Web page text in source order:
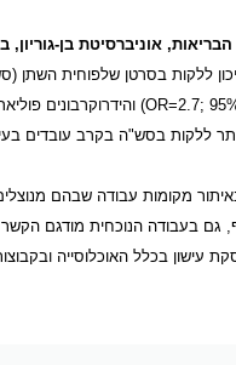
הבריאות,אוניברסיטת בן-
ללקות בסרטן שלפוחית השתן
OR=2.7;
)והידרוקרבונים
ללקות בסש"ה בקרב עובדים
מקומות עבודה שבהם
גם בעבודה הנוכחית מודגם הקשר
עישון בכלל האוכלוסייה